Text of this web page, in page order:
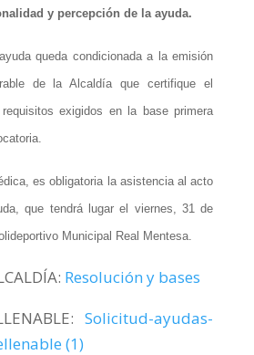
y percepción de la ayuda.
queda condicionada a la emisión
de la Alcaldía que certifique el
exigidos en la base primera
es obligatoria la asistencia al acto
que tendrá lugar el viernes, 31de
Municipal Real Mentesa.
Resolución y bases
Solicitud-ayudas-
(1)